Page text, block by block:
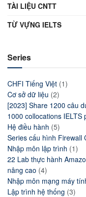
TÀI LIỆU CNTT
TỪ VỰNG IELTS
Series
CHFI Tiếng Việt (1)
Cơ sở dữ liệu (2)
[2023] Share 1200 câu
1000 collocations IELTS
Hệ điều hành (5)
Series cấu hình Firewall
Nhập môn lập trình (1)
22 Lab thực hành
nâng cao (4)
Nhập môn mạng máy
Lập trình hệ thống (3)